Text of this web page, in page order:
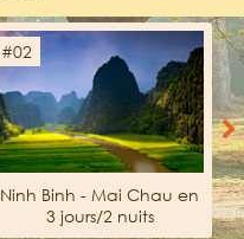
#02
Ninh Binh - Mai Chau en
3 jours/2 nuits